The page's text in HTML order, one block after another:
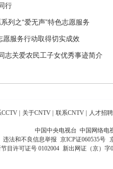
行
列之“爱无声”特色志愿服务
服务行动取得切实成效
关爱农民工子女优秀事迹简介
CCTV | 关于CNTV | 联系CNTV | 人才招聘
中国中央电视台 中国网络电
违法和不良信息举报 京ICP证060535号
目许可证号 0102004 新出网证（京）